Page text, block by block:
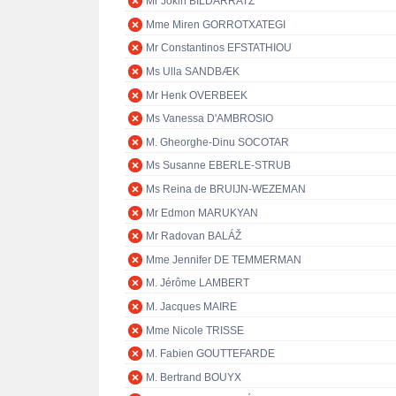
Mme Miren GORROTXATEGI
Mr Constantinos EFSTATHIOU
Ms Ulla SANDBÆK
Mr Henk OVERBEEK
Ms Vanessa D'AMBROSIO
M. Gheorghe-Dinu SOCOTAR
Ms Susanne EBERLE-STRUB
Ms Reina de BRUIJN-WEZEMAN
Mr Edmon MARUKYAN
Mr Radovan BALÁŽ
Mme Jennifer DE TEMMERMAN
M. Jérôme LAMBERT
M. Jacques MAIRE
Mme Nicole TRISSE
M. Fabien GOUTTEFARDE
M. Bertrand BOUYX